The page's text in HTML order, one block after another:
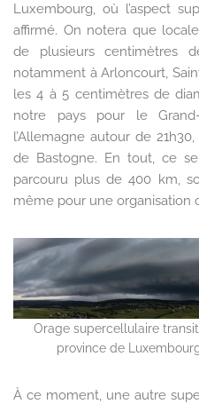
Luxembourg, où l’aspect
affirmé. On notera que
de plusieurs centimètres
notamment à Arloncourt,
les 4 à 5 centimètres de
notre pays pour le
l’Allemagne autour de
de Bastogne. En tout, ce
parcouru plus de 400 km,
même pour une organisation
Orage supercellulaire
province de
À ce moment, une autre